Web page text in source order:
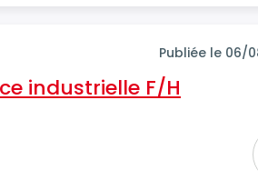
Publiée le 06/
industrielle F/H